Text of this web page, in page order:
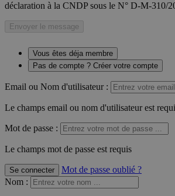
déclaration à la CNDP sous le N° D-M-310/
Envoyer le message
Vous êtes déja membre
Pas de compte ? Créer votre compte
Email ou Nom d'utilisateur :
Le champs email ou nom d'utilisateur est
Mot de passe :
Le champs mot de passe est requis
Se connecter
Mot de passe oublié ?
Nom :